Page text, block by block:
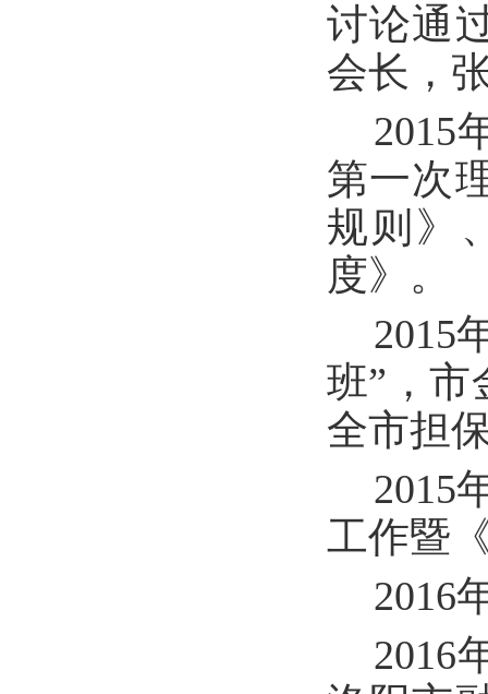
讨论通
会长，
2015
第一次
规则》
度》。
2015
班”，市
全市担
2015
工作暨
2016
2016